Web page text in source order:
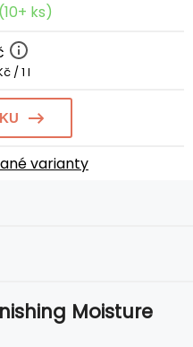
ks)
/ 1 l
varianty
Moisture